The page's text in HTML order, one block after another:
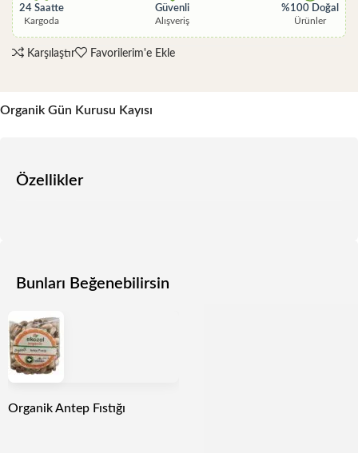
24 Saatte
Kargoda
Güvenli
Alışveriş
%100 Doğal
Ürünler
Karşılaştır Favorilerim'e Ekle
Organik Gün Kurusu Kayısı
Özellikler
Bunları Beğenebilirsin
Organik Antep Fıstığı